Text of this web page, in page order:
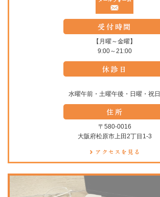
【月曜～金曜】
9:00～21:00
水曜午前・土曜午後・日曜・祝日
〒580-0016
大阪府松原市上田2丁目1-3